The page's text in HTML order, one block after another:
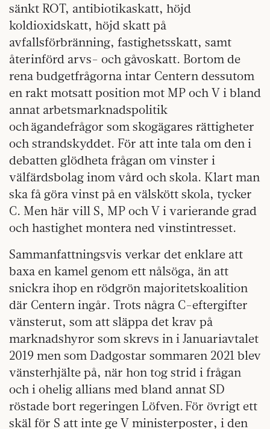
sänkt ROT, antibiotikaskatt, höjd
koldioxidskatt, höjd skatt på
avfallsförbränning, fastighetsskatt, samt
återinförd arvs- och gåvoskatt. Bortom de
rena budgetfrågorna intar Centern dessutom
en rakt motsatt position mot MP och V i bland
annat arbetsmarknadspolitik
och ägandefrågor som skogägares rättigheter
och strandskyddet. För att inte tala om den i
debatten glödheta frågan om vinster i
välfärdsbolag inom vård och skola. Klart man
ska få göra vinst på en välskött skola, tycker
C. Men här vill S, MP och V i varierande grad
och hastighet montera ned vinstintresset.
Sammanfattningsvis verkar det enklare att
baxa en kamel genom ett nålsöga, än att
snickra ihop en rödgrön majoritetskoalition
där Centern ingår. Trots några C-eftergifter
vänsterut, som att släppa det krav på
marknadshyror som skrevs in i Januariavtalet
2019 men som Dadgostar sommaren 2021 blev
vänsterhjälte på, när hon tog strid i frågan
och i ohelig allians med bland annat SD
röstade bort regeringen Löfven. För övrigt ett
skäl för S att inte ge V ministerposter, i den